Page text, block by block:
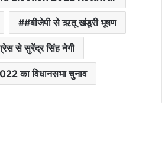
#बीजेपी से ऋतू खंडूरी भूषण
से सुरेंद्र सिंह नेगी
का विधानसभा चुनाव